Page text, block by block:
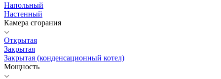
Напольный
Настенный
Камера сгорания
Открытая
Закрытая
Закрытая (конденсационный котел)
Мощность